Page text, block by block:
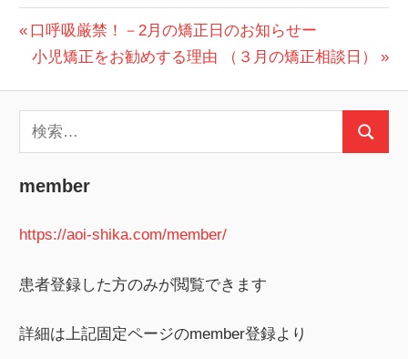
投
稿
ナ
ビ
ゲ
シ
ョ
ン
前
の
稿:
口呼吸厳禁！－2月の矯正日のお知らせー
次
投
稿:
小児矯正をお勧めする理由 （３月の矯正相談日）
索:
検
member
https://aoi-shika.com/member/
患者登録した方のみが閲覧できます
詳細は上記固定ページのmember登録より